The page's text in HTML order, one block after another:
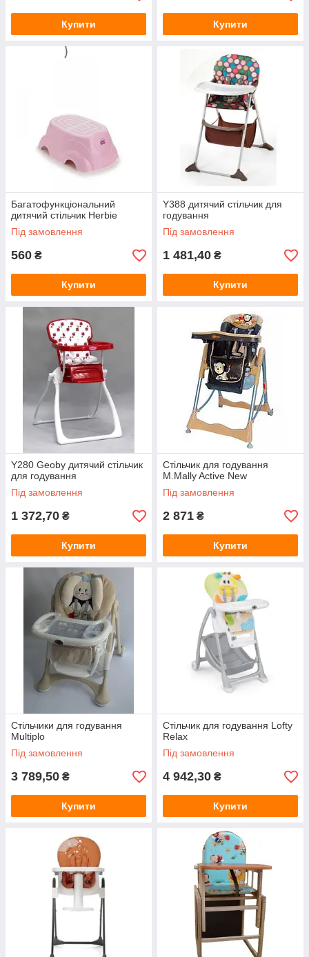
Купити Купити
Багатофункціональний
дитячий стільчик Herbie
Під замовлення
560 ₴
Купити
Y388 дитячий стільчик для
годування
Під замовлення
1 481,40 ₴
Купити
Y280 Geoby дитячий стільчик
для годування
Під замовлення
1 372,70 ₴
Купити
Стільчик для годування
M.Mally Active New
Під замовлення
2 871 ₴
Купити
Стільчики для годування
Multiplo
Під замовлення
3 789,50 ₴
Купити
Стільчик для годування Lofty
Relax
Під замовлення
4 942,30 ₴
Купити